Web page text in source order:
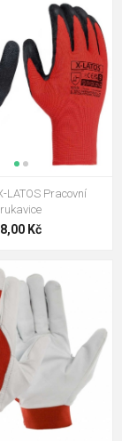
LATOS Pracovní
rukavice
8,00 Kč